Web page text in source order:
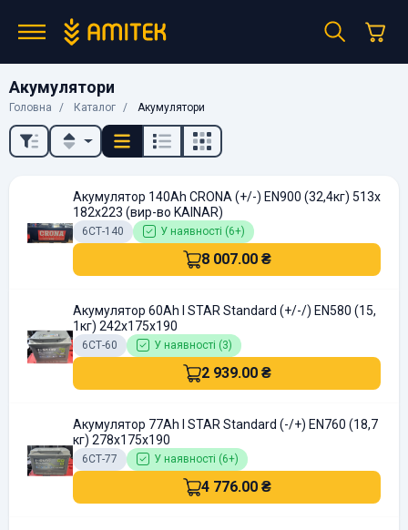
Акумулятори
Головна Каталог Акумулятори
Акумулятор 140Ah CRONA (+/-) EN900 (32,4кг) 513x
182x223 (вир-во KAINAR)
6СТ-140 У наявності (6+)
8 007.00 ₴
Акумулятор 60Ah I STAR Standard (+/-/) EN580 (15,
1кг) 242x175x190
6СТ-60 У наявності (3)
2 939.00 ₴
Акумулятор 77Ah I STAR Standard (-/+) EN760 (18,7
кг) 278x175x190
6СТ-77 У наявності (6+)
4 776.00 ₴